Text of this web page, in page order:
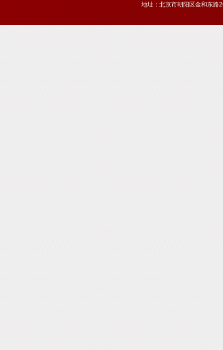
地址：北京市朝阳区金和东路